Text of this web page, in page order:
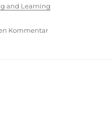
and Learning
Kommentarzu